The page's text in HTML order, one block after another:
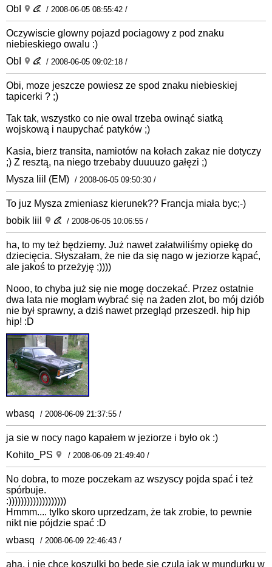
ObI
/ 2008-06-05 08:55:42 /
Oczywiscie glowny pojazd pociagowy z pod znaku
niebieskiego owalu :)
ObI
/ 2008-06-05 09:02:18 /
Obi, moze jeszcze powiesz ze spod znaku niebieskiej
tapicerki ? ;)
Tak tak, wszystko co nie owal trzeba owinąć siatką
wojskową i naupychać patyków ;)
Kasia, bierz transita, namiotów na kołach zakaz nie dotyczy
;) Z resztą, na niego trzebaby duuuuzo gałęzi ;)
Mysza liil (EM) / 2008-06-05 09:50:30 /
To juz Mysza zmieniasz kierunek?? Francja miała byc;-)
bobik liil
/ 2008-06-05 10:06:55 /
ha, to my też będziemy. Już nawet załatwiliśmy opiekę do
dziecięcia. Słyszałam, że nie da się nago w jeziorze kąpać,
ale jakoś to przeżyję ;))))
Nooo, to chyba już się nie mogę doczekać. Przez ostatnie
dwa lata nie mogłam wybrać się na żaden zlot, bo mój dziób
nie był sprawny, a dziś nawet przegląd przeszedł. hip hip
hip! :D
wbasq / 2008-06-09 21:37:55 /
ja sie w nocy nago kapałem w jeziorze i było ok :)
Kohito_PS
/ 2008-06-09 21:49:40 /
No dobra, to moze poczekam az wszyscy pojda spać i też
spórbuje.
:)))))))))))))))))))
Hmmm.... tylko skoro uprzedzam, że tak zrobie, to pewnie
nikt nie pójdzie spać :D
wbasq
/ 2008-06-09 22:46:43 /
aha, i nie chce koszulki bo bede sie czula jak w mundurku w